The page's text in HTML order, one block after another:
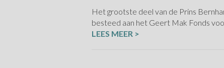
Het grootste deel van de Prins
besteed aan het Geert Mak Fonds
LEES MEER >